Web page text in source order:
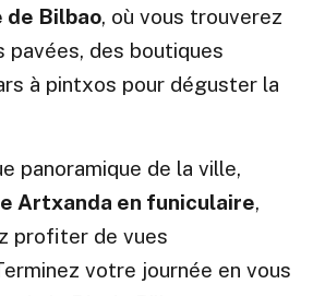
Bilbao, où vous trouverez
des boutiques
à pintxos pour déguster la
panoramique de la ville,
Artxanda en funiculaire,
profiter de vues
votre journée en vous